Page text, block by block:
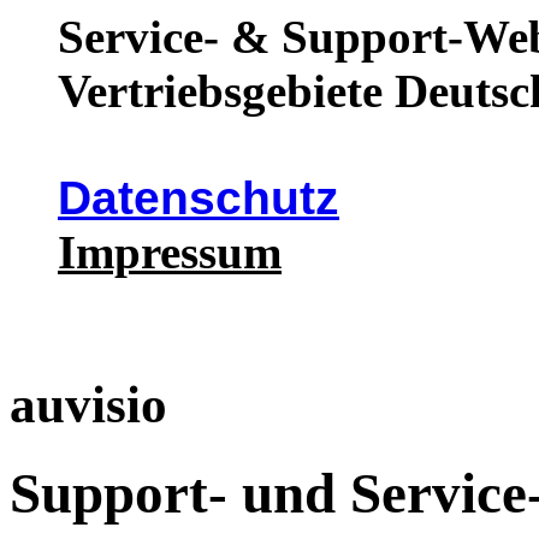
Service- & Support-
Vertriebsgebiete
Datenschutz
Impressum
auvisio
Support- und